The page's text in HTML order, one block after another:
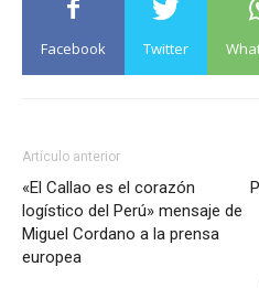
Facebook Twitter
Artículo anterior
«El Callao es el corazón
logístico del Perú» mensaje de
Miguel Cordano a la prensa
europea